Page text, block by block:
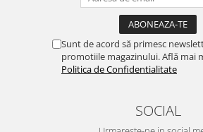
Sunt de acord să primesc
promotiile magazinului. Află mai
Politica de Confidentialitate
SOCIAL